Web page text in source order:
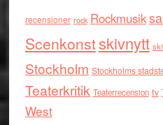
recensioner rock Rockmusik
Scenkonstskivnytt
Stockholm Stockholms
Teaterkritik Teaterrecension tv
West